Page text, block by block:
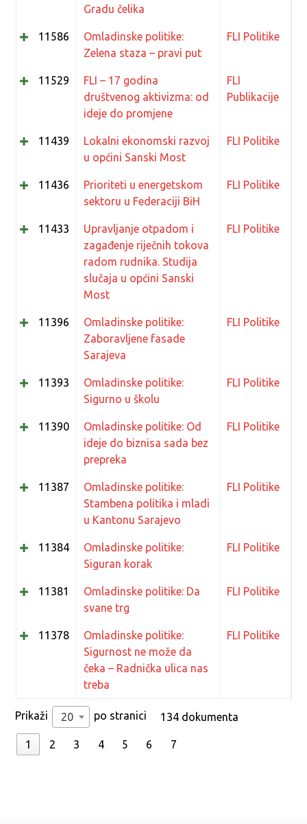
Gradu čelika
11586
Omladinske politike:
Zelena staza – pravi put
FLI Politike
11529
FLI – 17 godina
društvenog aktivizma: od
ideje do promjene
FLI
Publikacije
11439
Lokalni ekonomski razvoj
u općini Sanski Most
FLI Politike
11436
Prioriteti u energetskom
sektoru u Federaciji BiH
FLI Politike
11433
Upravljanje otpadom i
zagađenje riječnih tokova
radom rudnika. Studija
slučaja u općini Sanski
Most
FLI Politike
11396
Omladinske politike:
Zaboravljene fasade
Sarajeva
FLI Politike
11393
Omladinske politike:
Sigurno u školu
FLI Politike
11390
Omladinske politike: Od
ideje do biznisa sada bez
prepreka
FLI Politike
11387
Omladinske politike:
Stambena politika i mladi
u Kantonu Sarajevo
FLI Politike
11384
Omladinske politike:
Siguran korak
FLI Politike
11381
Omladinske politike: Da
svane trg
FLI Politike
11378
Omladinske politike:
Sigurnost ne može da
čeka – Radnička ulica nas
treba
FLI Politike
Prikaži 20 po stranici 134 dokumenta
1 2 3 4 5 6 7